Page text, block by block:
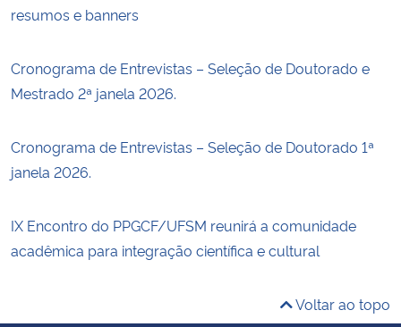
resumos e banners
Cronograma de Entrevistas – Seleção de Doutorado e
Mestrado 2ª janela 2026.
Cronograma de Entrevistas – Seleção de Doutorado 1ª
janela 2026.
IX Encontro do PPGCF/UFSM reunirá a comunidade
acadêmica para integração científica e cultural
Voltar ao topo